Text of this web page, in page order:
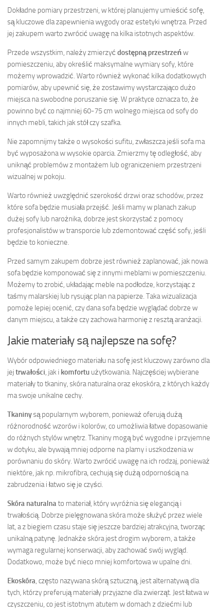
Dokładne pomiary przestrzeni, w której planujemy umieścić sofę,
są kluczowe dla zapewnienia wygody oraz estetyki wnętrza. Przed
jej zakupem warto zwrócić uwagę na kilka istotnych aspektów.
Przede wszystkim, należy zmierzyć dostępną przestrzeńw
pomieszczeniu, aby określić maksymalne wymiary sofy, które
możemy wprowadzić. Warto również wykonać kilka dodatkowych
pomiarów, aby upewnić się, że zostawimy wystarczająco dużo
miejsca na swobodne poruszanie się. W praktyce oznacza to, że
powinno być co najmniej 60-75 cm wolnego miejsca od sofy do
innych mebli, takich jak stół czy szafka.
Nie zapomnijmy także o wysokości sufitu, zwłaszcza jeśli sofa ma
być wyposażona w wysokie oparcia. Zmierzmy tę odległość, aby
uniknąć problemów z montażem lub ograniczeniem przestrzeni
wizualnej w pokoju.
Warto również uwzględnić szerokość drzwi oraz schodów, przez
które sofa będzie musiała przejść. Jeśli mamy w planach zakup
dużej sofy lub narożnika, dobrze jest skorzystać z pomocy
profesjonalistów w transporcie lub zdemontować część sofy, jeśli
będzie to konieczne.
Przed samym zakupem dobrze jest również zaplanować, jak nowa
sofa będzie komponować się z innymi meblami w pomieszczeniu.
Możemy to zrobić, układając meble na podłodze, korzystając z
taśmy malarskiej lub rysując plan na papierze. Taka wizualizacja
pomoże lepiej ocenić, czy dana sofa będzie wyglądać dobrze w
danym miejscu, a także czy zachowa harmonię z resztą aranżacji.
Jakie materiały są najlepsze na sofę?
Wybór odpowiedniego materiału na sofę jest kluczowy zarówno dla
jej trwałości , jak i komfortu użytkowania. Najczęściej wybierane
materiały to tkaniny, skóra naturalna oraz ekoskóra, z których każdy
ma swoje unikalne cechy.
Tkaninysą popularnym wyborem, ponieważ oferują dużą
różnorodność wzorów i kolorów, co umożliwia łatwe dopasowanie
do różnych stylów wnętrz. Tkaniny mogą być wygodne i przyjemne
w dotyku, ale bywają mniej odporne na plamy i uszkodzenia w
porównaniu do skóry. Warto zwrócić uwagę na ich rodzaj, ponieważ
niektóre, jak np. mikrofibra, cechują się dużą odpornością na
zabrudzenia i łatwo się je czyści.
Skóra naturalna to materiał, który wyróżnia się elegancją i
trwałością. Dobrze pielęgnowana skóra może służyć przez wiele
lat, a z biegiem czasu staje się jeszcze bardziej atrakcyjna, tworząc
unikalną patynę. Jednakże skóra jest drogim wyborem, a także
wymaga regularnej konserwacji, aby zachować swój wygląd.
Dodatkowo, może być nieco mniej komfortowa w upalne dni.
Ekoskóra , często nazywana skórą sztuczną, jest alternatywą dla
tych, którzy preferują materiały przyjazne dla zwierząt. Jest łatwa w
czyszczeniu, co jest istotnym atutem w domach z dziećmi lub